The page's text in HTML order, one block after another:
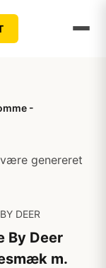
-
genereret
DEER
By Deer
m.